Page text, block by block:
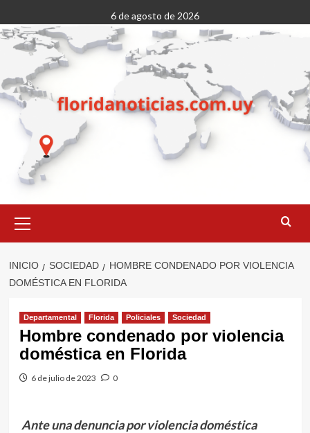
al
contenido
6 de agosto de 2026
primario
INICIO SOCIEDAD
HOMBRE CONDENADO POR VIOLENCIA
DOMÉSTICA EN FLORIDA
Departamental Florida Policiales Sociedad
Hombre condenado por violencia
doméstica en Florida
6 de julio de 2023 0
Ante una denuncia por violencia doméstica